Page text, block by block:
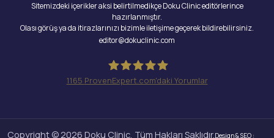
Sitemizdeki içerikler aksi belirtilmedikçe Doku Clinic editörlerince
hazırlanmıştır.
Olası görüş ya da itirazlarınızı bizimle iletişime geçerek bildirebilirsiniz.
editor@dokuclinic.com
1165 ProvenExpert.com'daki Yorumlar
Copyright © 2026 Doku Clinic, Tüm Hakları Saklıdır. Design & SEO :